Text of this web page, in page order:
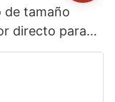
de tamaño
directo para
marca -